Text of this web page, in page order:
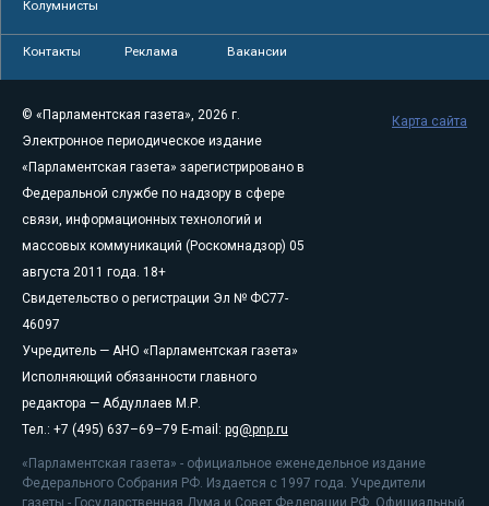
Колумнисты
Контакты Реклама Вакансии
© «Парламентская газета», 2026 г.
Электронное периодическое издание
«Парламентская газета» зарегистрировано в
Федеральной службе по надзору в сфере
связи, информационных технологий и
массовых коммуникаций (Роскомнадзор) 05
августа 2011 года. 18+
Свидетельство о регистрации Эл № ФС77-
46097
Учредитель — АНО «Парламентская газета»
Исполняющий обязанности главного
редактора — Абдуллаев М.Р.
Тел.: +7 (495) 637–69–79 E-mail: pg@pnp.ru
«Парламентская газета» - официальное еженедельное издание
Федерального Собрания РФ. Издается с 1997 года. Учредители
газеты - Государственная Дума и Совет Федерации РФ. Официальный
Карта сайта